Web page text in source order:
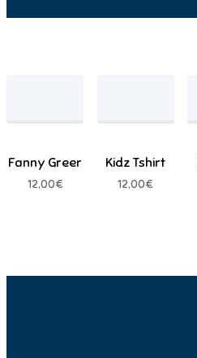
Fanny Greer
12,00€
Kidz Tshirt
12,00€